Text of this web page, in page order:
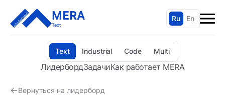
MERA
Text
Text Industrial Code Multi
ЛидербордЗадачиКак работает MERA
Ru En
Вернуться на лидерборд